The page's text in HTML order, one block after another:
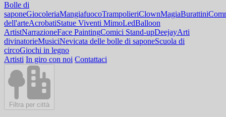
Bolle di
saponeGiocoleriaMangiafuocoTrampolieriClownMagiaBurattini
dell'arteAcrobatiStatue Viventi MimoLedBalloon
ArtistNarrazioneFace PaintingComici Stand-upDeejayArti
divinatorieMusiciNevicata delle bolle di saponeScuola di
circoGiochi in legno
Artisti In giro con noi Contattaci
Filtra per città